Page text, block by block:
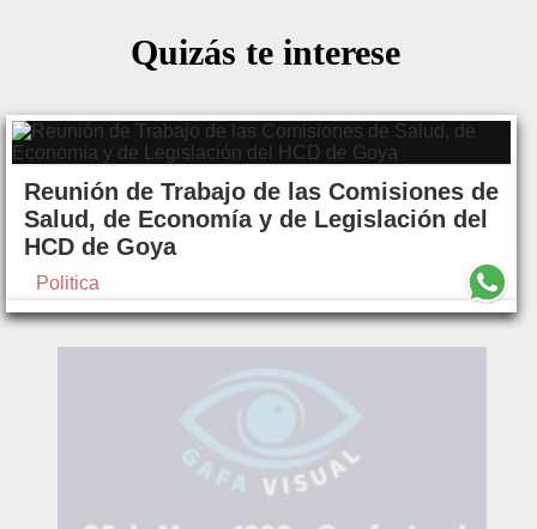
Quizás te interese
Reunión de Trabajo de las Comisiones de
Salud, de Economía y de Legislación del
HCD de Goya
Politica